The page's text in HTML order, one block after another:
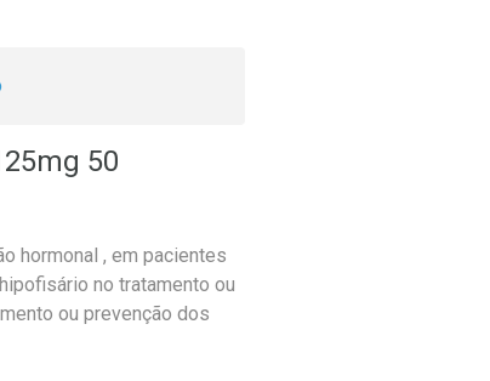
50
hormonal , em pacientes
no tratamento ou
ou prevenção dos